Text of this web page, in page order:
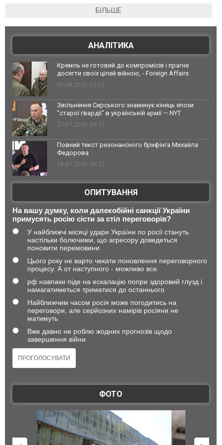
БІЛЬШЕ
АНАЛІТИКА
Кремль не готовий до компромісів і прагне
досягти своїх цілей війною, - Foreign Affairs
03.08.2026 13:02
Звільнення Сирського знаменує кінець епохи
"старої гвардії" в українській армії — NYT
23.07.2026 10:32
Повний текст резонансного брифінга Михайла
Федорова
18.07.2026 09:27
ОПИТУВАННЯ
На вашу думку, коли далекобійні санкції України
примусять росію сісти за стіл переговорів?
У найближчі місяці удари України по росії стануть
настільки болючими, що агресору доведеться
поновити перемовини
Цього року не варто чекати поновлення переговорного
процесу. А от наступного - можливо все
рф навпаки піде на ескалацію попри здоровий глузд і
намагатиметься триматися до останнього
Найближчим часом росія може погодитись на
переговори, але серйозних намірів росіяни не
матимуть
Вже давно не роблю жодних прогнозів щодо
завершення війни
ФОТО